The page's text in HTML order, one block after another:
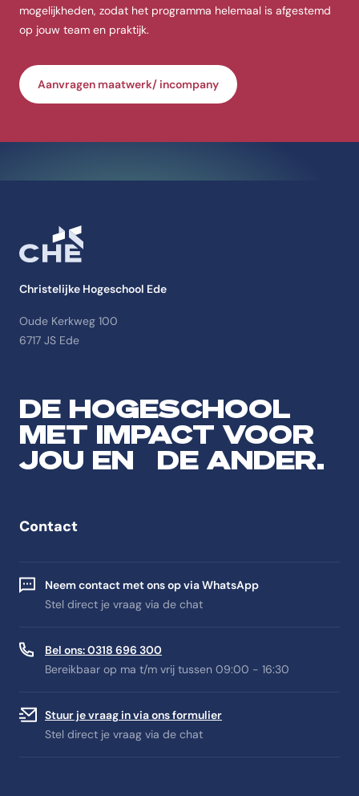
mogelijkheden, zodat het programma helemaal is afgestemd
op jouw team en praktijk.
Aanvragen maatwerk/ incompany
Christelijke Hogeschool Ede
Oude Kerkweg 100
6717 JS Ede
DE HOGESCHOOL
MET IMPACT VOOR
JOU EN DE ANDER.
Contact
Neem contact met ons op via WhatsApp
Stel direct je vraag via de chat
Bel ons: 0318 696 300
Bereikbaar op ma t/m vrij tussen 09:00 - 16:30
Stuur je vraag in via ons formulier
Stel direct je vraag via de chat